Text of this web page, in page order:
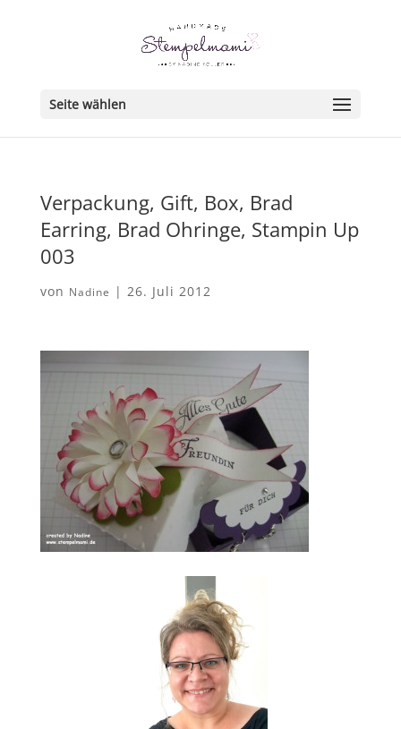
Seite wählen
Verpackung, Gift, Box, Brad
Earring, Brad Ohringe, Stampin Up
003
von Nadine | 26. Juli 2012